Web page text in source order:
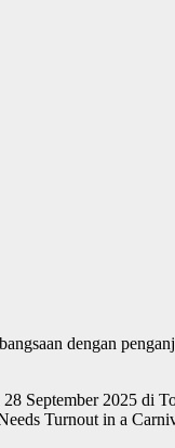
dengan
September 2025 di
Turnout in a